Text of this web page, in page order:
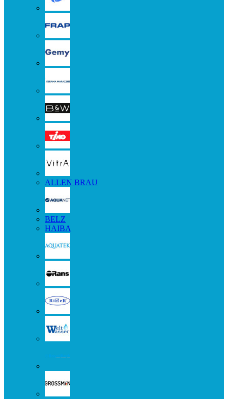
ALLEN BRAU
BELZ
HAIBA